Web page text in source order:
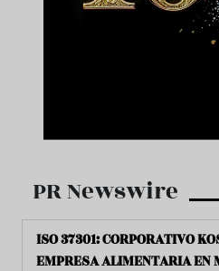
PR Newswire
ISO 37301: CORPORATIVO
EMPRESA ALIMENTARIA EN